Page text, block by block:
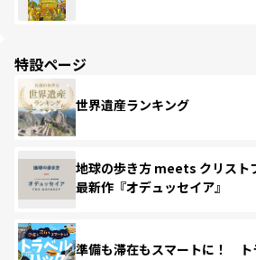
特設ページ
世界遺産ランキング
地球の歩き方 meets クリスト
最新作『オデュッセイア』
準備も滞在もスマートに！ ト